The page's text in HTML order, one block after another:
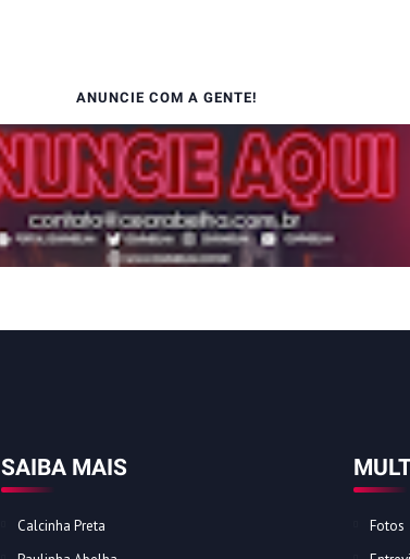
ANUNCIE COM A GENTE!
SAIBA MAIS
Calcinha Preta
Fotos